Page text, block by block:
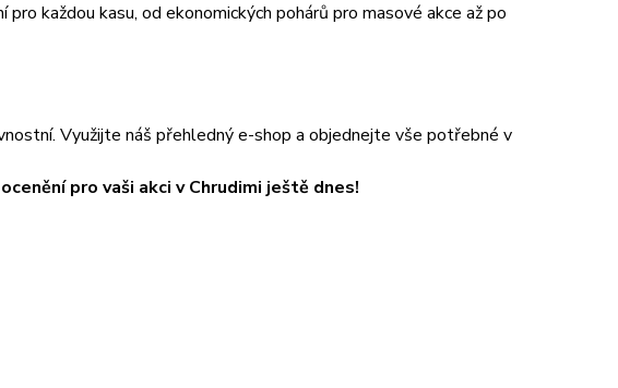
pro každou kasu, od ekonomických pohárů pro masové akce až po
Využijte náš přehledný e-shop a objednejte vše potřebné v
pro vaši akci v Chrudimi ještě dnes!